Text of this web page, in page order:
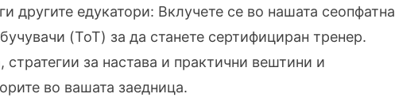
другите едукатори: Вклучете се во нашата сеопфатна
(ToT) за да станете сертифициран тренер.
за настава и практични вештини и
во вашата заедница.